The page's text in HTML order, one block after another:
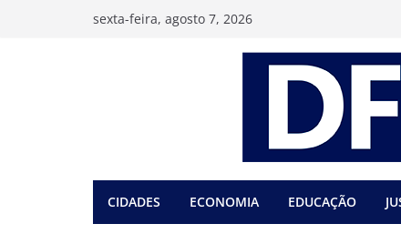
sexta-feira, agosto 7, 2026
CIDADES ECONOMIA EDUCAÇÃO